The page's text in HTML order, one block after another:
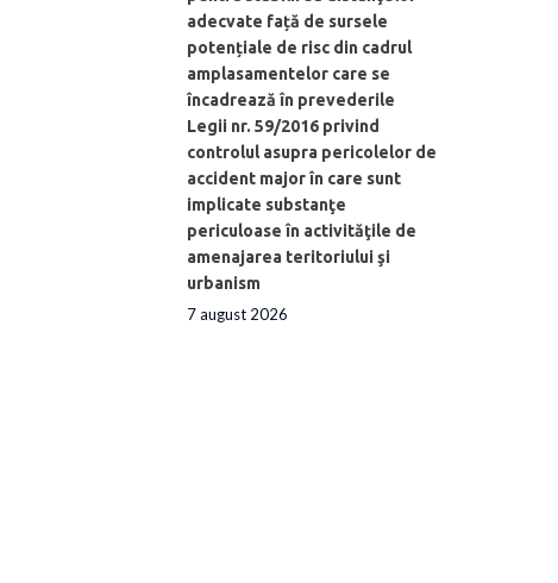
adecvate față de sursele
potențiale de risc din cadrul
amplasamentelor care se
încadrează în prevederile
Legii nr. 59/2016 privind
controlul asupra pericolelor de
accident major în care sunt
implicate substanţe
periculoase în activităţile de
amenajarea teritoriului şi
urbanism
7 august 2026